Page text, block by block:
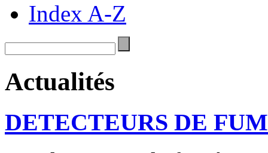
Index A-Z
Actualités
DETECTEURS DE